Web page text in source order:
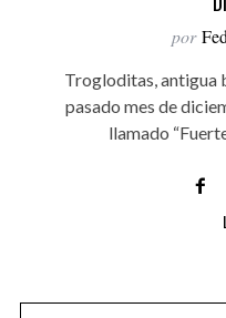
por
Trogloditas, antigua
pasado mes de
llamado